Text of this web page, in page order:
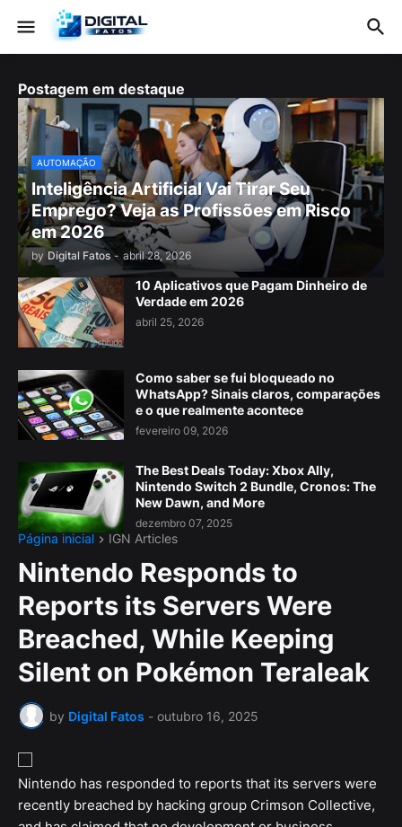
Postagem em destaque
AUTOMAÇÃO
Inteligência Artificial Vai Tirar Seu
Emprego? Veja as Profissões em Risco
em 2026
by Digital Fatos - abril 28, 2026
10 Aplicativos que Pagam Dinheiro de
Verdade em 2026
abril 25, 2026
Como saber se fui bloqueado no
WhatsApp? Sinais claros, comparações
e o que realmente acontece
fevereiro 09, 2026
The Best Deals Today: Xbox Ally,
Nintendo Switch 2 Bundle, Cronos: The
New Dawn, and More
dezembro 07, 2025
Página inicial IGN Articles
Nintendo Responds to
Reports its Servers Were
Breached, While Keeping
Silent on Pokémon Teraleak
by Digital Fatos - outubro 16, 2025
Nintendo has responded to reports that its servers were
recently breached by hacking group Crimson Collective,